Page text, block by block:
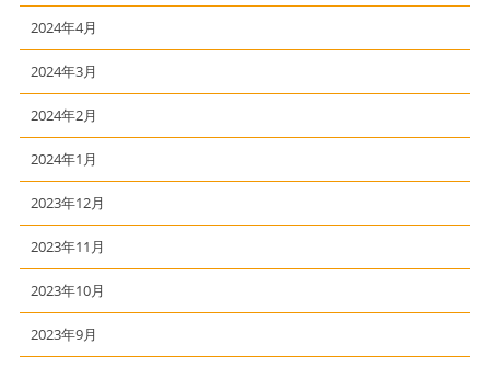
2024年4月
2024年3月
2024年2月
2024年1月
2023年12月
2023年11月
2023年10月
2023年9月